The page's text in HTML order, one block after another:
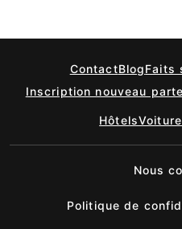
ContactBlogFaits
Inscription nouveau
Hôtels
Nous
Politique de